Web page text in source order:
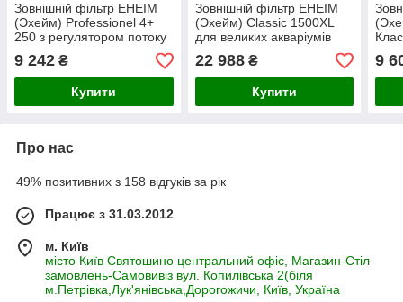
Зовнішній фільтр EHEIM
(Эхейм) Рrofessionel 4+
250 з регулятором потоку
для акваріумів до 250 л
9 242 ₴
Купити
Зовнішній фільтр EHEIM
(Эхейм) Сlassic 1500XL
для великих акваріумів
22 988₴
Купити
до
9
Про нас
49% позитивних з 158 відгуків за рік
Працює з 31.03.2012
м. Київ
місто Київ Святошино центральний офіс, Магазин-Стіл
замовлень-Самовивіз вул. Копилівська 2(біля
м.Петрівка,Лук'янівська,Дорогожичи, Київ, Україна